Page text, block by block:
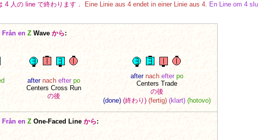
4 人の line で終わります． Eine Linie aus 4 endet in einer Linie aus 4. En Line om 4
Från en ZWave から:
after nach efter po
Centers Cross Run
の後
after nach efter po
Centers Trade
の後
(done) (終わり) (fertig) (klart) (hotovo)
Från en ZOne-Faced Line から: